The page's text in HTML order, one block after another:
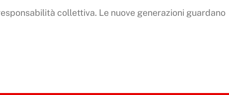
collettiva. Le nuove generazioni guardano